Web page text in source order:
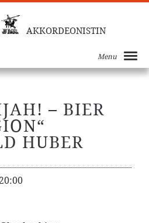
AKKORDEONISTIN
Menu
– BIER
HUBER